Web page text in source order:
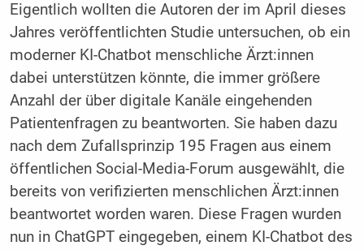
Eigentlich wollten die Autoren der im April dieses
Jahres veröffentlichten Studie untersuchen, ob ein
moderner KI-Chatbot menschliche Ärzt:innen
dabei unterstützen könnte, die immer größere
Anzahl der über digitale Kanäle eingehenden
Patientenfragen zu beantworten. Sie haben dazu
nach dem Zufallsprinzip 195 Fragen aus einem
öffentlichen Social-Media-Forum ausgewählt, die
bereits von verifizierten menschlichen Ärzt:innen
beantwortet worden waren. Diese Fragen wurden
nun in ChatGPT eingegeben, einem KI-Chatbot des